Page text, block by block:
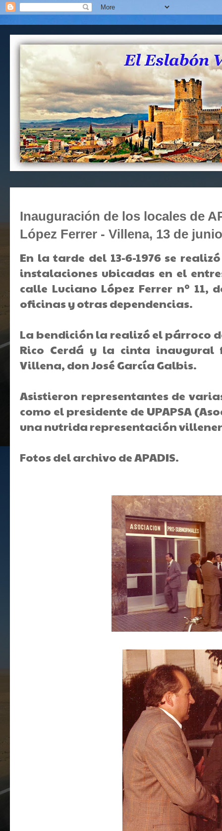
Inauguración de los locales de
López Ferrer - Villena, 13 de
En la tarde del 13-6-1976 se
instalaciones ubicadas en el
calle Luciano López Ferrer nº
oficinas y otras dependencias.
La bendición la realizó el párroco
Rico Cerdá y la cinta
Villena, don José García Galbis.
Asistieron representantes de
como el presidente de UPAPSA
una nutrida representación
Fotos del archivo de APADIS.